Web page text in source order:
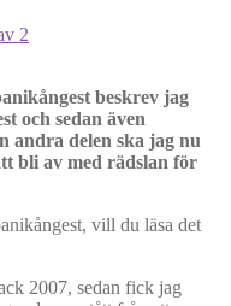
beskrev jag
och sedan även
andra delen ska jag nu
bli av med rädslan för
vill du läsa det
2007, sedan fick jag